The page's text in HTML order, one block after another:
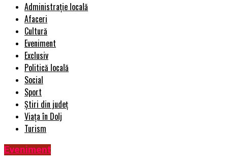
Administrație locală
Afaceri
Cultură
Eveniment
Exclusiv
Politică locală
Social
Sport
Știri din județ
Viața în Dolj
Turism
Eveniment